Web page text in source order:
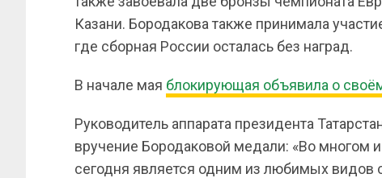
Казани. Бородакова также принимала
где сборная России осталась без наград.
В начале мая блокирующая объявила о
Руководитель аппарата президента
вручение Бородаковой медали: «Во многом
сегодня является одним из любимых видов